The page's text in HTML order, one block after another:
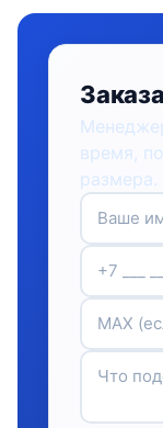
время,
размера.